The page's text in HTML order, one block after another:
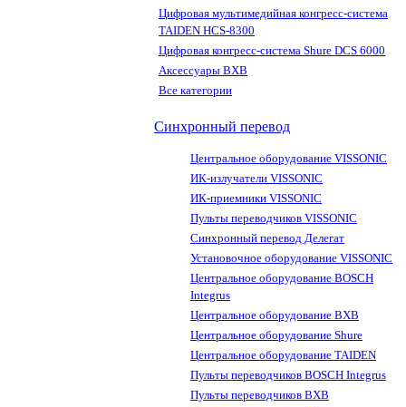
Цифровая мультимедийная конгресс-система
TAIDEN HCS-8300
Цифровая конгресс-система Shure DCS 6000
Аксессуары BXB
Все категории
Синхронный перевод
Центральное оборудование VISSONIC
ИК-излучатели VISSONIC
ИК-приемники VISSONIC
Пульты переводчиков VISSONIC
Синхронный перевод Делегат
Установочное оборудование VISSONIC
Центральное оборудование BOSCH
Integrus
Центральное оборудование BXB
Центральное оборудование Shure
Центральное оборудование TAIDEN
Пульты переводчиков BOSCH Integrus
Пульты переводчиков BXB